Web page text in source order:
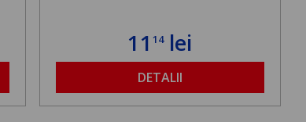
1114lei
DETALII